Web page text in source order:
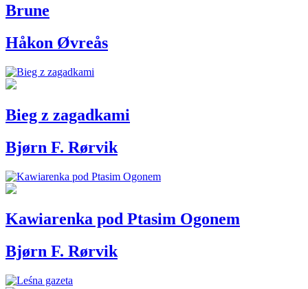
Brune
Håkon Øvreås
Bieg z zagadkami
Bjørn F. Rørvik
Kawiarenka pod Ptasim Ogonem
Bjørn F. Rørvik